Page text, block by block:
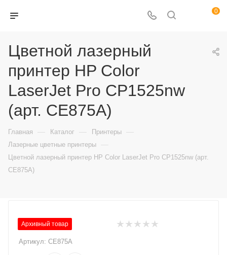
0
Цветной лазерный
принтер HP Color
LaserJet Pro CP1525nw
(арт. CE875A)
Главная — Каталог — Принтеры —
Лазерные цветные принтеры —
Цветной лазерный принтер HP Color LaserJet Pro CP1525nw (арт.
CE875A)
Архивный товар
Артикул: CE875A